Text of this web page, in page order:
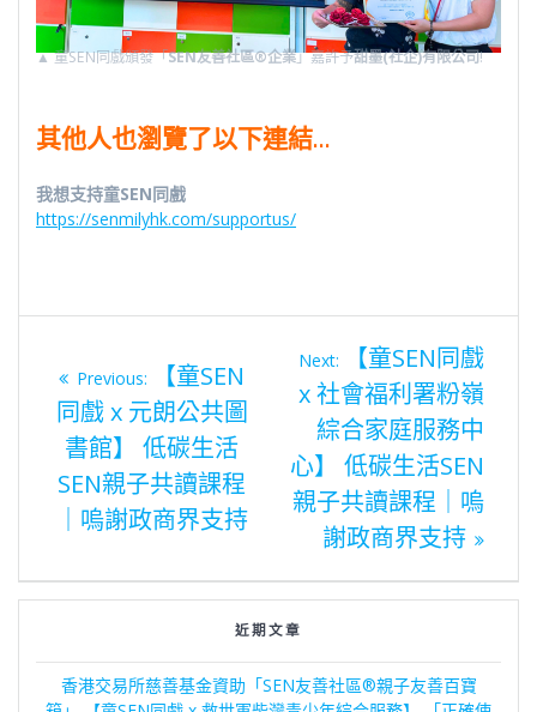
▲童SEN同戲頒發「SEN友善社區®️企業」嘉許予甜墨(社企)有限公司!
其他人也瀏覽了以下連結…
我想支持童SEN同戲
https://senmilyhk.com/supportus/
文
章
導
Previous:
Previous
post:
【童SEN
同戲 x 元朗公共圖
書館】 低碳生活
SEN親子共讀課程
｜嗚謝政商界支持
Next:
Next
post:
【童SEN同戲
x 社會福利署粉嶺
綜合家庭服務中
心】 低碳生活SEN
親子共讀課程｜嗚
謝政商界支持
近期文章
香港交易所慈善基金資助「SEN友善社區®親子友善百寶